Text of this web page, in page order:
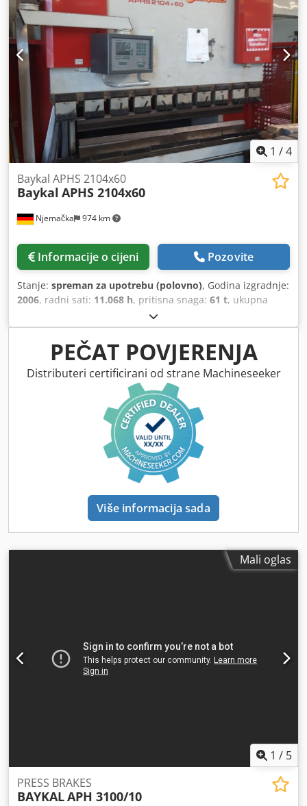
1 /4
Njemačka 974 km
Baykal APHS 2104x60
Baykal APHS 2104x60
Informacije o cijeni Pozovite
Stanje: spreman za upotrebu (polovno), Godina izgradnje:
2006, radni sati: 11.068 h, pritisna snaga: 61 t, ukupna
, ukupna visina:
4.000 kg, duljina proizvoda (maks.):2.530 mm, broj
osovina:4 ,
PEČAT POVJERENJA
Distributeri certificirani od strane Machineseeker
Više informacija sada
Mali oglas
1 / 5
PRESS BRAKES
BAYKALAPH 3100/10